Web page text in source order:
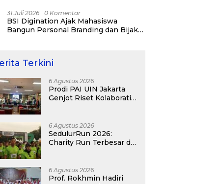
31 Juli 2026 0 Komentar
BSI Digination Ajak Mahasiswa
Bangun Personal Branding dan Bijak
Terkini
6 Agustus 2026
Prodi PAI UIN Jakarta
Genjot Riset Kolaboratif,
6 Agustus 2026
SedulurRun 2026:
Charity Run Terbesar di
3.000 Peserta untuk
Dukung Pendidikan
6 Agustus 2026
Prof. Rokhmin Hadiri